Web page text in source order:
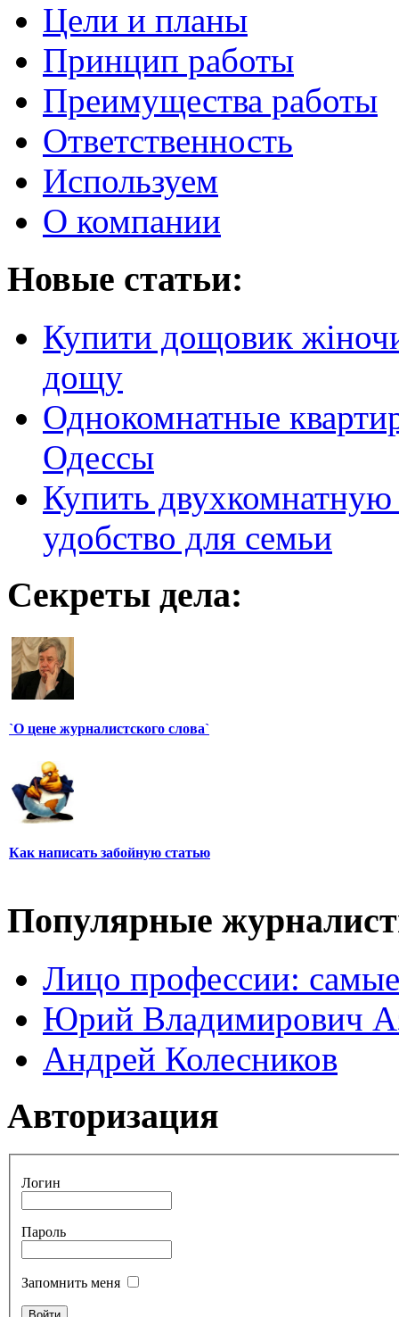
Цели и планы
Принцип работы
Преимущества работы
Ответственность
Используем
О компании
Новые статьи:
Купити дощовик
дощу
Однокомнатные
Одессы
Купить
удобство для семьи
Секреты дела:
`О цене журналистского слова`
Как написать забойную статью
Популярные
Лицо профессии:
Юрий Владимирович
Андрей Колесников
Авторизация
Логин
Пароль
Запомнить меня